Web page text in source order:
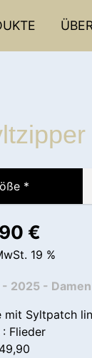
*
€
19 %
2025 - Damen
mit Syltpatch
: Flieder